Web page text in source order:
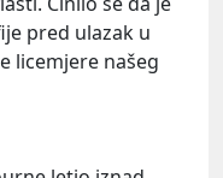
pred ulazak u
licemjere našeg